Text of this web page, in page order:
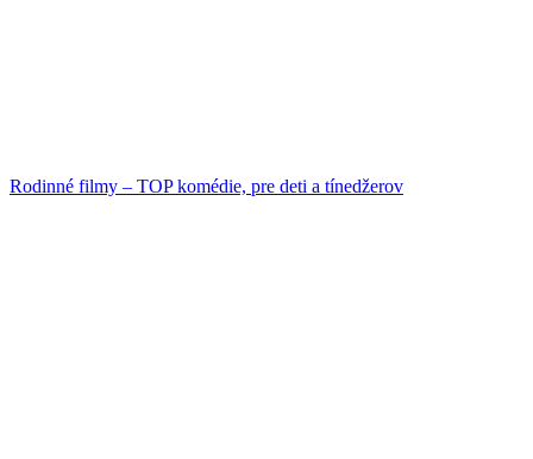
Rodinné filmy – TOP komédie, pre deti a tínedžerov